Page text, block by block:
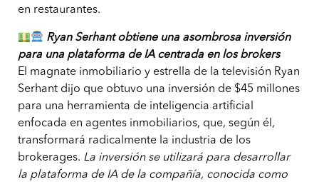
en restaurantes.
Ryan Serhant obtiene una asombrosa inversión
para una plataforma de IA centrada en los brokers
El magnate inmobiliario y estrella de la televisión Ryan
Serhant dijo que obtuvo una inversión de $45 millones
para una herramienta de inteligencia artificial
enfocada en agentes inmobiliarios, que, según él,
transformará radicalmente la industria de los
brokerages. La inversión se utilizará para desarrollar
la plataforma de IA de la compañía, conocida como